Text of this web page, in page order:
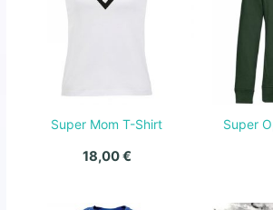
Super Mom T-Shirt
18,00€
Super